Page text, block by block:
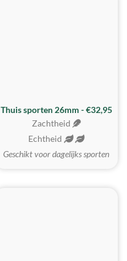
Thuis sporten 26mm - €32,95
Zachtheid
Echtheid
Geschikt voor dagelijks sporten